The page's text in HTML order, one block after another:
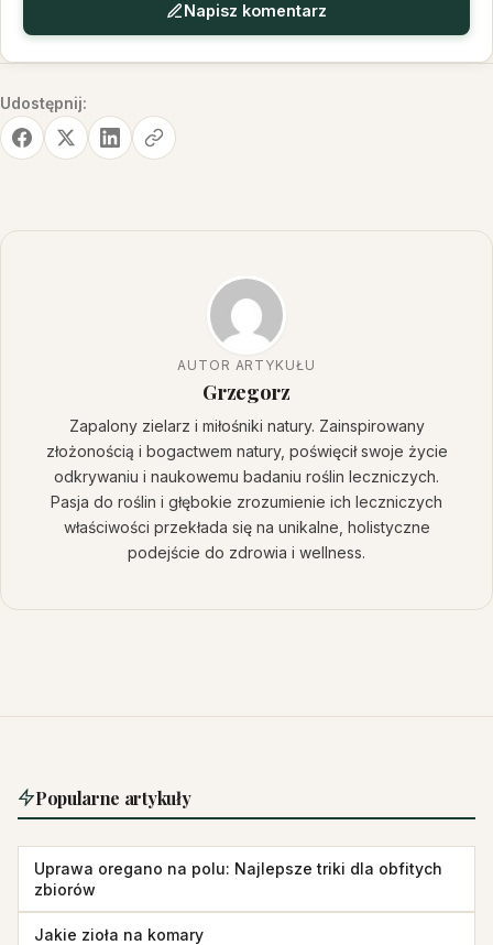
Napisz komentarz
Udostępnij:
AUTOR ARTYKUŁU
Grzegorz
Zapalony zielarz i miłośniki natury. Zainspirowany
złożonością i bogactwem natury, poświęcił swoje życie
odkrywaniu i naukowemu badaniu roślin leczniczych.
Pasja do roślin i głębokie zrozumienie ich leczniczych
właściwości przekłada się na unikalne, holistyczne
podejście do zdrowia i wellness.
Popularne artykuły
Uprawa oregano na polu: Najlepsze triki dla obfitych
zbiorów
Jakie zioła na komary